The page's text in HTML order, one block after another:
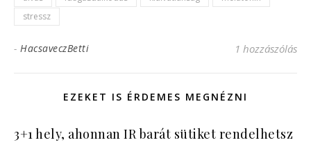
stressz
- HacsaveczBetti 1 hozzászólás
EZEKET IS ÉRDEMES MEGNÉZNI
3+1 hely, ahonnan IR barát sütiket rendelhetsz